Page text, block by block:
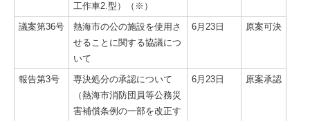
工作車2.型）（※）
議案第36号
熱海市の公の施設を使用さ
せることに関する協議につ
いて
6月23日 原案可決
報告第3号
専決処分の承認について
（熱海市消防団員等公務災
害補償条例の一部を改正す
6月23日 原案承認